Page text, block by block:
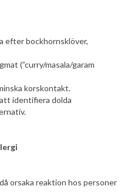
efter bockhornsklöver,
(”curry/masala/garam
korskontakt.
identifiera dolda
orsaka reaktion hos personer